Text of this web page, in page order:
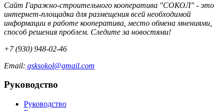
Сайт Гаражно-строительного кооператива "СОКОЛ" - это
интернет-площадка для размещения всей необходимой
информации в работе кооператива, место обмена мнениями,
способ решения проблем. Следите за новостями!
+7 (930) 948-02-46
Email: gsksokol@gmail.com
Руководство
Руководство